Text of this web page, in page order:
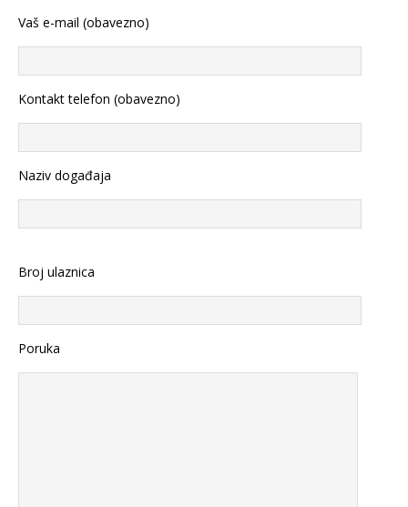
Vaš e-mail (obavezno)
Kontakt telefon (obavezno)
Naziv događaja
Broj ulaznica
Poruka